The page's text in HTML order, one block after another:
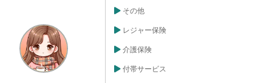
その他
レジャー保険
介護保険
付帯サービス